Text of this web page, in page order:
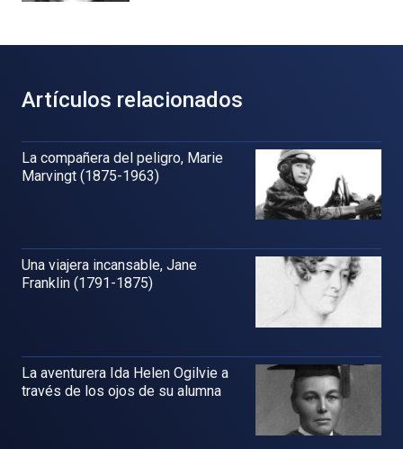
Artículos relacionados
La compañera del peligro, Marie
Marvingt (1875-1963)
Una viajera incansable, Jane
Franklin (1791-1875)
La aventurera Ida Helen Ogilvie a
través de los ojos de su alumna